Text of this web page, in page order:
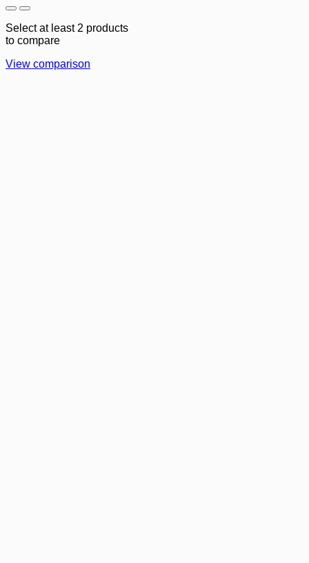
Select at least 2 products
to compare
View comparison